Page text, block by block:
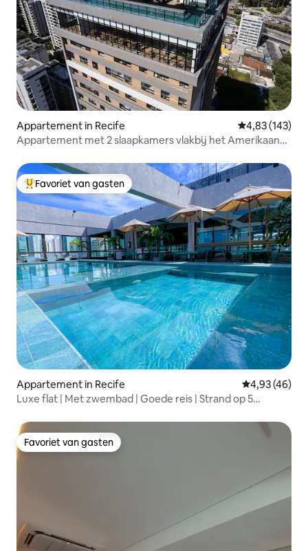
Appartement in Recife Gemiddelde
4,83 (143)
Appartement met 2 slaapkamers vlakbij het Amerikaanse
Topfavoriet van gasten
Favoriet van gasten
Appartement in Recife Gemiddelde
4,93 (46)
Luxe flat | Met zwembad | Goede reis | Strand op 5
Favoriet van gasten
Favoriet van gasten